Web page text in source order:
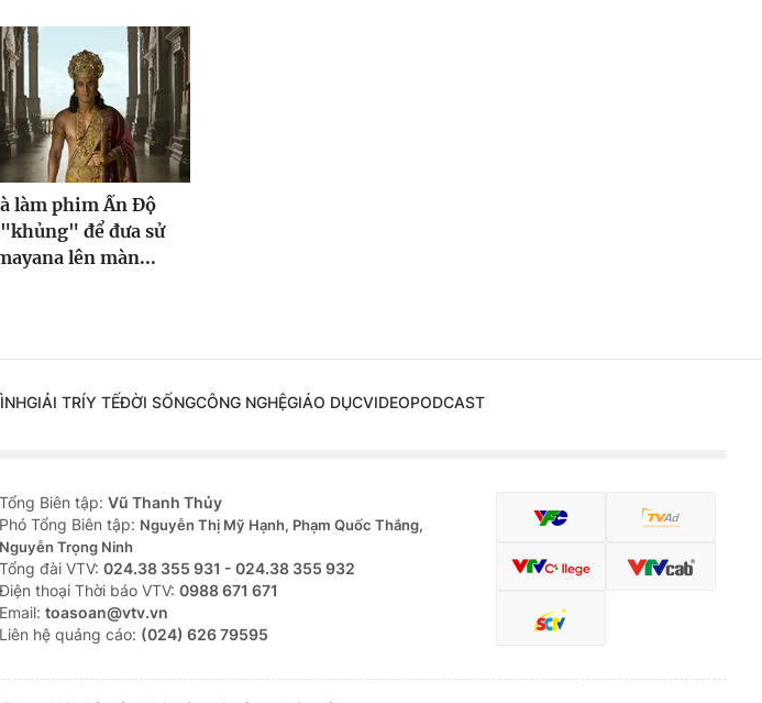
làm phim Ấn Độ
để đưa sử
lên màn...
GIẢI TRÍY TẾĐỜI SỐNGCÔNG NGHỆGIÁO DỤCVIDEOPODCAST
Tổng Biên tập: Vũ Thanh Thủy
Phó Tổng Biên tập: Nguyễn Thị Mỹ Hạnh, Phạm Quốc Thắng,
Nguyễn Trọng Ninh
Tổng đài VTV: 024.38 355 931 - 024.38 355 932
Ðiện thoại Thời báo VTV: 0988 671 671
Email: toasoan@vtv.vn
Liên hệ quảng cáo: (024) 626 79595